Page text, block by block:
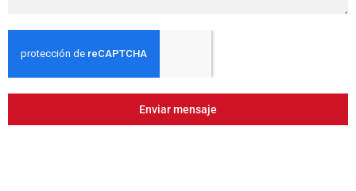
Enviar mensaje